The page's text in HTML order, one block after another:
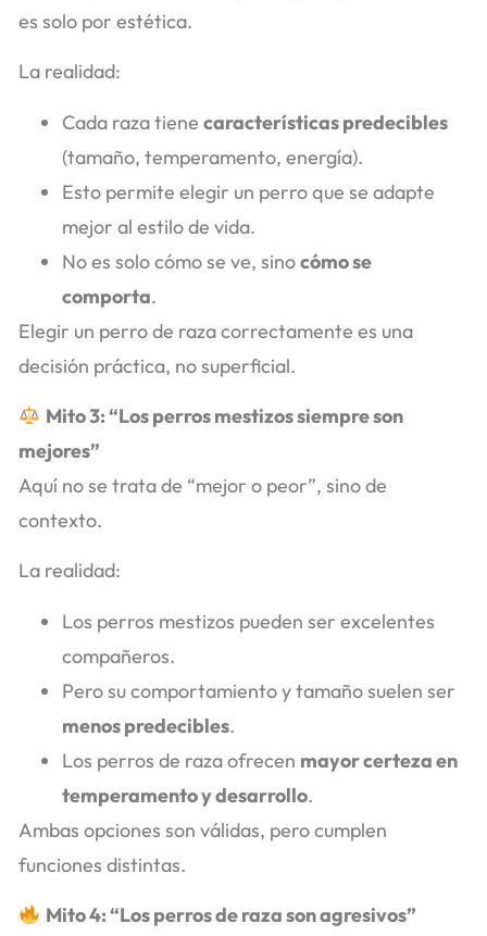
es solo por estética.
La realidad:
Cada raza tiene características predecibles
(tamaño, temperamento, energía).
Esto permite elegir un perro que se adapte
mejor al estilo de vida.
No es solo cómo se ve, sinocómo se
comporta.
Elegir un perro de raza correctamente es una
decisión práctica, no superficial.
Mito 3: “Los perros mestizos siempre son
mejores”
Aquí no se trata de “mejor o peor”, sino de
contexto.
La realidad:
Los perros mestizos pueden ser excelentes
compañeros.
Pero su comportamiento y tamaño suelen ser
menos predecibles.
Los perros de raza ofrecen mayor certeza en
temperamento y desarrollo.
Ambas opciones son válidas, pero cumplen
funciones distintas.
Mito 4: “Los perros de raza son agresivos”